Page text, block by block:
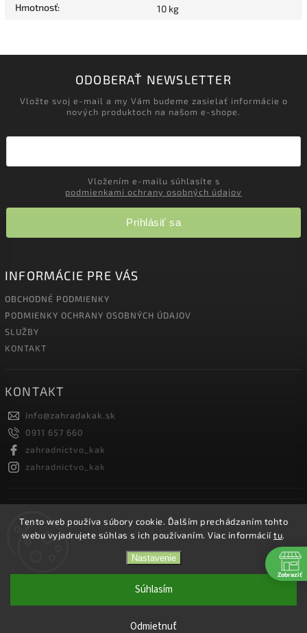
Tento web používa súbory cookie. Ďalším prechádzaním tohto
webu vyjadrujete súhlas s ich používaním. Viac informáciítu.
Nastavenie
Odmietnuť
Súhlasím
Hmotnosť: 10 kg
ODOBERAŤ NEWSLETTER
Vložte svoj e-mail a my Vám budeme zasielať informácie o
nových produktoch na našom e-shope.
podmienkami ochrany osobných údajov
Prihlásiť sa
INFORMÁCIE PRE VÁS
OBCHODNÉ PODMIENKY
PODMIENKY OCHRANY OSOBNÝCH ÚDAJOV
SLUŽBY
KONTAKT
KONTAKT
info@zahradakak.sk
0911 657 660
zahradnictvo_kak
zahradnictvo_kak
FACEBOOK
. Všetky práva vyhradené.
Zobraziť